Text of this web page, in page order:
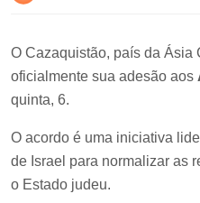
O Cazaquistão, país da Ásia
oficialmente sua adesão aos
quinta, 6.
O acordo é uma iniciativa
de Israel para normalizar as
o Estado judeu.